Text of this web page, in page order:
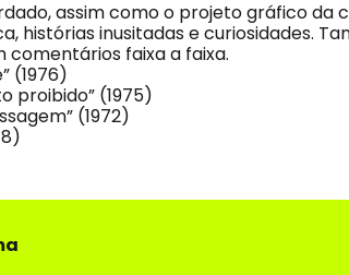
assim como o projeto gráfico da
histórias inusitadas e curiosidades.
comentários faixa a faixa.
(1976)
proibido” (1975)
(1972)